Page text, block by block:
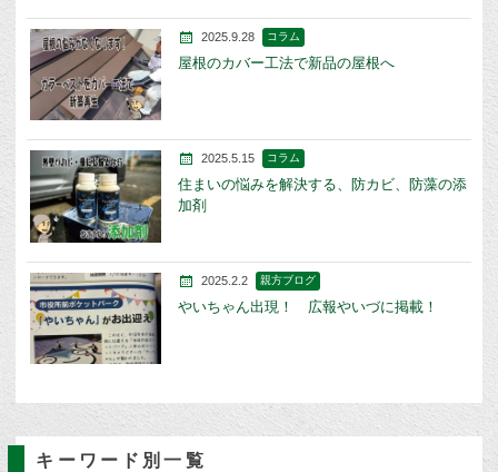
2025.9.28 コラム
屋根のカバー工法で新品の屋根へ
2025.5.15 コラム
住まいの悩みを解決する、防カビ、防藻の添
加剤
2025.2.2 親方ブログ
やいちゃん出現！ 広報やいづに掲載！
キーワード別一覧